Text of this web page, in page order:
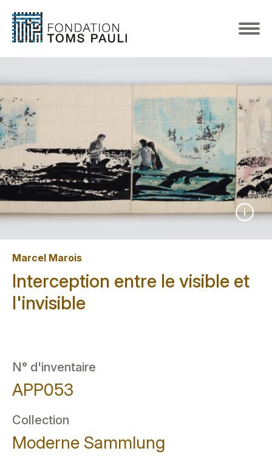
Marcel Marois
Interception entre le visible et
l'invisible
N° d'inventaire
APP053
Collection
Moderne Sammlung